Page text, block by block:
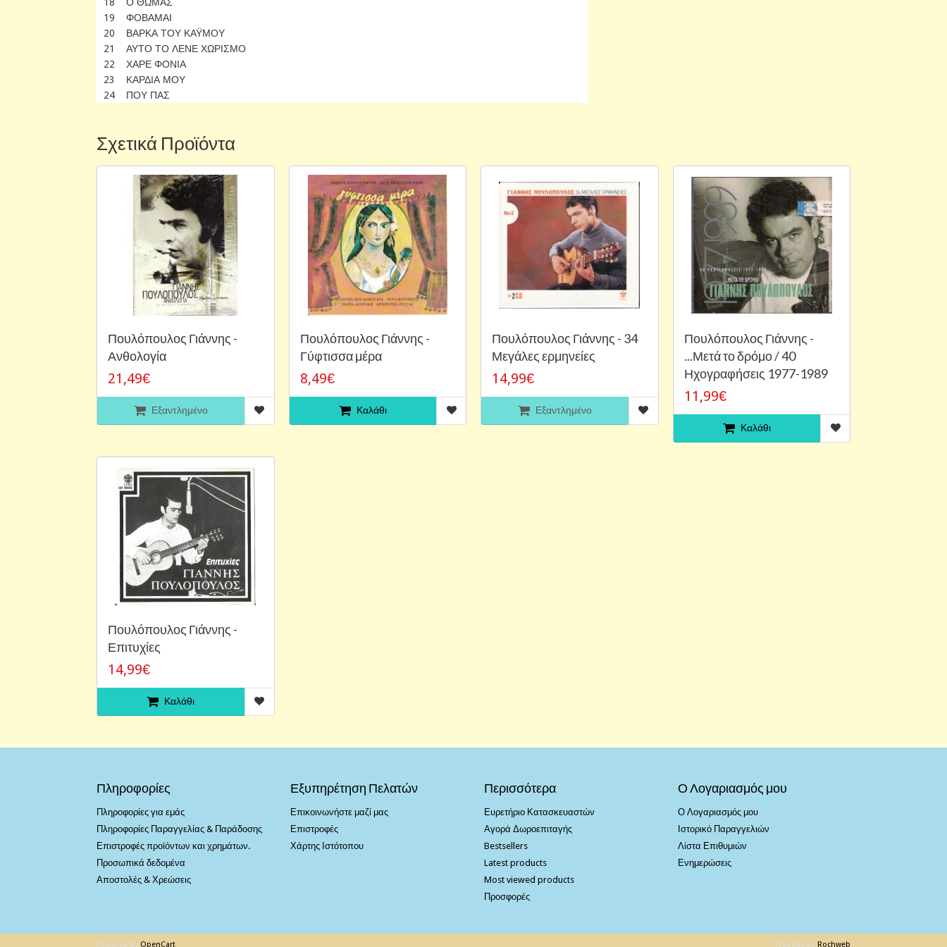
19 ΦΟΒΑΜΑΙ
20 ΒΑΡΚΑ ΤΟΥ ΚΑΫΜΟΥ
21 ΑΥΤΟ ΤΟ ΛΕΝΕ ΧΩΡΙΣΜΟ
22 ΧΑΡΕ ΦΟΝΙΑ
23 ΚΑΡΔΙΑ ΜΟΥ
24 ΠΟΥ ΠΑΣ
Σχετικά Προϊόντα
Πουλόπουλος Γιάννης -
Ανθολογία
21,49€
Εξαντλημένο
Πουλόπουλος Γιάννης -
Γύφτισσα μέρα
8,49€
Καλάθι
Πουλόπουλος Γιάννης - 34
Μεγάλες ερμηνείες
14,99€
Εξαντλημένο
Πουλόπουλος Γιάννης -
...Μετά το δρόμο / 40
Ηχογραφήσεις 1977-1989
11,99€
Καλάθι
Πουλόπουλος Γιάννης -
Επιτυχίες
14,99€
Καλάθι
Πληροφορίες
Πληροφορίες για εμάς
Πληροφορίες Παραγγελίας & Παράδοσης
Επιστροφές προϊόντων και χρημάτων.
Προσωπικά δεδομένα
Αποστολές & Χρεώσεις
Εξυπηρέτηση Πελατών
Επικοινωνήστε μαζί μας
Επιστροφές
Χάρτης Ιστότοπου
Περισσότερα
Ευρετήριο Κατασκευαστών
Αγορά Δωροεπιταγής
Bestsellers
Latest products
Most viewed products
Προσφορές
Ο Λογαριασμός μου
Ο Λογαριασμός μου
Ιστορικό Παραγγελιών
Λίστα Επιθυμιών
Ενημερώσεις
Powered By OpenCart Website by Rochweb